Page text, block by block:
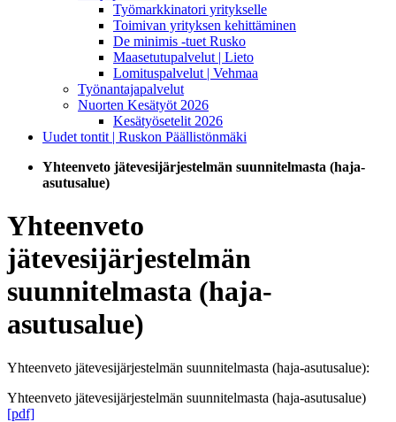
Työmarkkinatori yritykselle
Toimivan yrityksen kehittäminen
De minimis -tuet Rusko
Maasetutupalvelut | Lieto
Lomituspalvelut | Vehmaa
Työnantajapalvelut
Nuorten Kesätyöt 2026
Kesätyösetelit 2026
Uudet tontit | Ruskon Päällistönmäki
Yhteenveto jätevesijärjestelmän suunnitelmasta (haja-
asutusalue)
Yhteenveto
jätevesijärjestelmän
suunnitelmasta (haja-
asutusalue)
Yhteenveto jätevesijärjestelmän suunnitelmasta (haja-asutusalue):
Yhteenveto jätevesijärjestelmän suunnitelmasta (haja-asutusalue)
[pdf]